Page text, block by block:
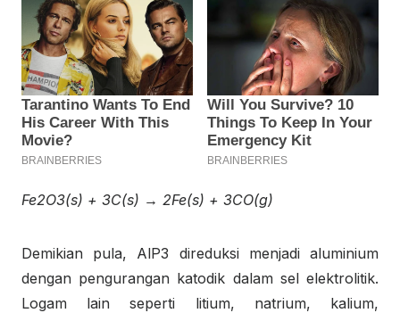
Fe2O3(s) + 3C(s) → 2Fe(s) + 3CO(g)
Demikian pula, AlP3 direduksi menjadi aluminium
dengan pengurangan katodik dalam sel elektrolitik.
Logam lain seperti litium, natrium, kalium,